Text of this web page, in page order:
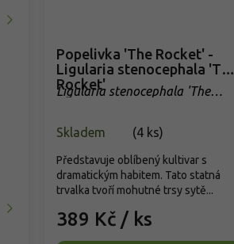
Popelivka 'The Rocket' -
Ligularia stenocephala 'The
Rocket'
Ligularia stenocephala 'The
Skladem
(4 ks)
389 Kč / ks
Představuje oblíbený kultivar s
dramatickým habitem. Tato statná
trvalka tvoří mohutné trsy sytě...